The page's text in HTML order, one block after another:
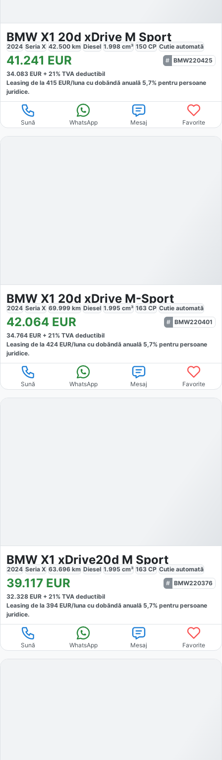
BMW X1 20d xDrive M Sport
2024 Seria X 42.500 km Diesel 1.998 cm³ 150 CP Cutie automată
41.241 EUR
BMW220425
34.083 EUR + 21% TVA deductibil
Leasing de la 415 EUR/luna cu dobăndă anuală 5,7% pentru persoane
juridice.
Sună WhatsApp Mesaj Favorite
BMW X1 20d xDrive M-Sport
2024 Seria X 69.999 km Diesel 1.995 cm³ 163 CP Cutie automată
42.064 EUR
BMW220401
34.764 EUR + 21% TVA deductibil
Leasing de la 424 EUR/luna cu dobăndă anuală 5,7% pentru persoane
juridice.
Sună WhatsApp Mesaj Favorite
BMW X1 xDrive20d M Sport
2024 Seria X 63.696 km Diesel 1.995 cm³ 163 CP Cutie automată
39.117 EUR
BMW220376
32.328 EUR + 21% TVA deductibil
Leasing de la 394 EUR/luna cu dobăndă anuală 5,7% pentru persoane
juridice.
Sună WhatsApp Mesaj Favorite